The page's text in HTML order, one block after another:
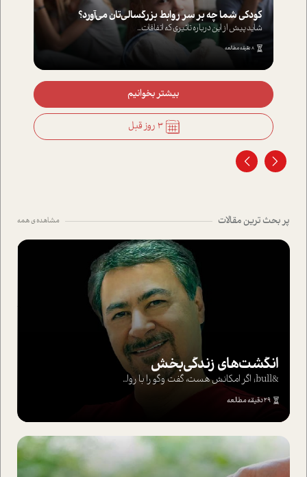
کودکی شما چه بر سر روابط بزرگسالی‌تان می‌آورد؟
شاید پیش از این درباره تاثیری که اتفاقات...
8 دقیقه مطالعه
بیشتر بخوانیم
3 روز قبل
پر بحث ترین مقالات مشاهده ی همه
انگشت‌های‌ زندگی‌بخش
&bull; اگر امکانش هست، گفت وگو را با روا...
29 دقیقه مطالعه